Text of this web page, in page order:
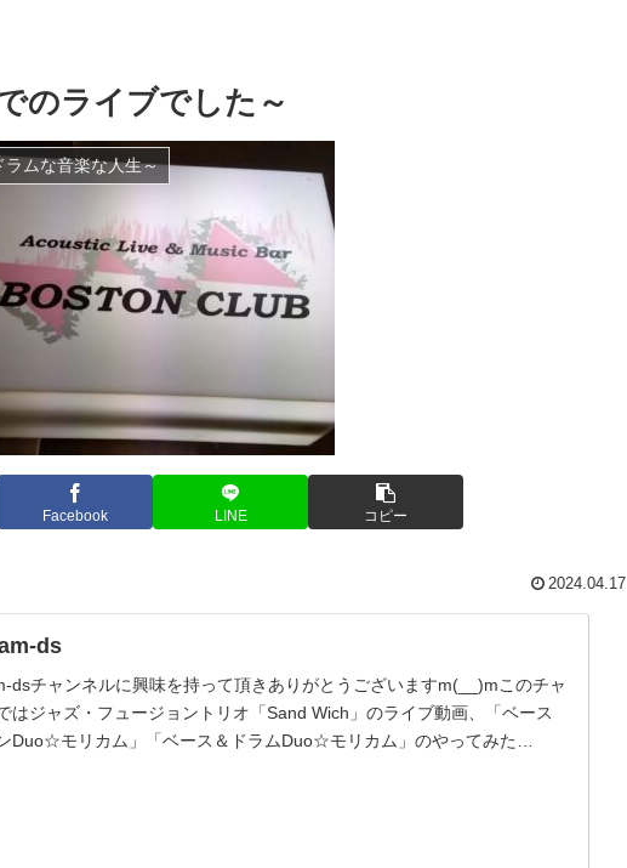
のライブでした～
ラムな音楽な人生～
Facebook LINE コピー
2024.04.17
ds
dsチャンネルに興味を持って頂きありがとうございますm(__)mこのチャ
はジャズ・フュージョントリオ「Sand Wich」のライブ動画、「ベース
Duo☆モリカム」「ベース＆ドラムDuo☆モリカム」のやってみた…